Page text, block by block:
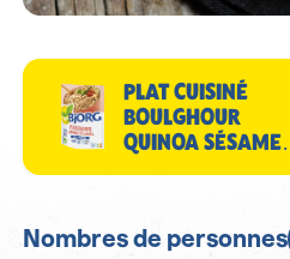
PLAT CUISINÉ
BOULGHOUR
QUINOA SÉSAME
Nombres de personnes